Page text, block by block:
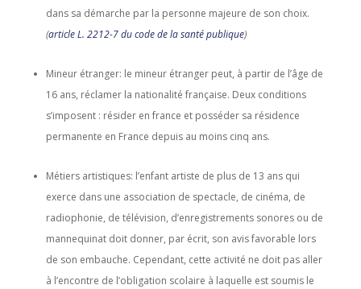
dans sa démarche par la personne majeure de son choix.
(article L. 2212-7 du code de la santé publique)
Mineur étranger: le mineur étranger peut, à partir de l’âge de
16 ans, réclamer la nationalité française. Deux conditions
s’imposent : résider en france et posséder sa résidence
permanente en France depuis au moins cinq ans.
Métiers artistiques: l’enfant artiste de plus de 13 ans qui
exerce dans une association de spectacle, de cinéma, de
radiophonie, de télévision, d’enregistrements sonores ou de
mannequinat doit donner, par écrit, son avis favorable lors
de son embauche. Cependant, cette activité ne doit pas aller
à l’encontre de l’obligation scolaire à laquelle est soumis le